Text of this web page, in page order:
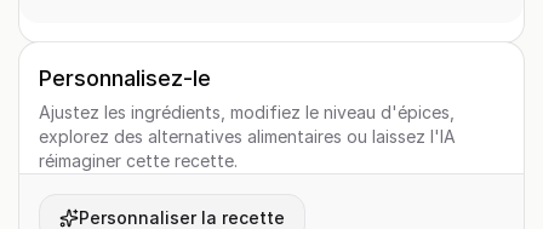
Personnalisez-le
Ajustez les ingrédients, modifiez le niveau d'épices,
explorez des alternatives alimentaires ou laissez l'IA
réimaginer cette recette.
Personnaliser la recette